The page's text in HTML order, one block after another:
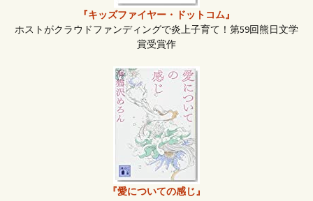
ン
『キッズファイヤー・ドットコム』
ホストがクラウドファンディングで炎上子育て！第59回熊日文学
賞受賞作
『愛についての感じ』